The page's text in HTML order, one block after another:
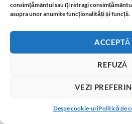
consimțământul sau îți retragi
asupra unor anumite funcționalități și funcții.
ACCEPTĂ
REFUZĂ
VEZI
Despe cookie-uriPolitică de
ADĂUGAȚI ÎN